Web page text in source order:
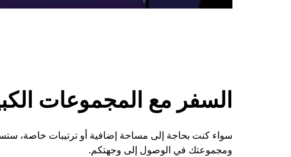
السفر مع المجموعات
ومجموعتك في الوصول إلى وجهتكم.